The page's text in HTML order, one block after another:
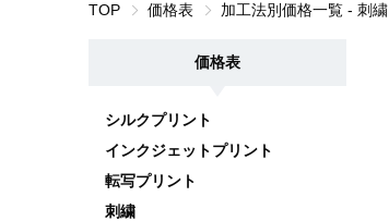
TOP 価格表 加工法別価格一覧 - 刺繍
価格表
シルクプリント
インクジェットプリント
転写プリント
刺繍